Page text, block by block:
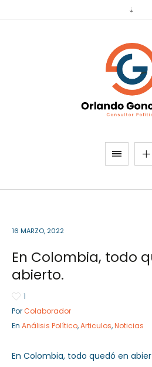
Sector Público
16 MARZO, 2022
En Colombia, todo
abierto.
1
Por Colaborador
En Análisis Político,Articulos,Noticias
En Colombia, todo quedó en